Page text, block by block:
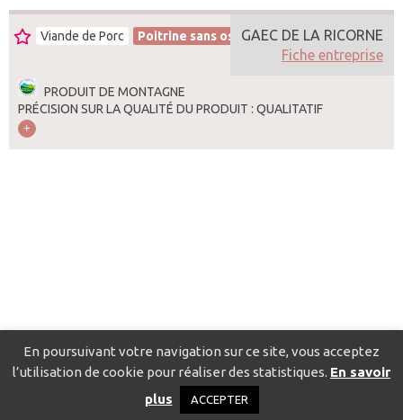
Viande de Porc Poitrine sans os France
PRODUIT DE MONTAGNE
PRÉCISION SUR LA QUALITÉ DU PRODUIT : QUALITATIF
GAEC DE LA RICORNE
Fiche entreprise
Catalogue pour localiser les fournisseurs
Politique de confidentialité
En poursuivant votre navigation sur ce site, vous acceptez
l’utilisation de cookie pour réaliser des statistiques. En savoir
plus
ACCEPTER